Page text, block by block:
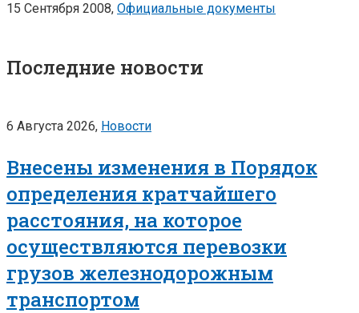
15 Сентября 2008, Официальные документы
Последние новости
6 Августа 2026, Новости
Внесены изменения в Порядок
определения кратчайшего
расстояния, на которое
осуществляются перевозки
грузов железнодорожным
транспортом